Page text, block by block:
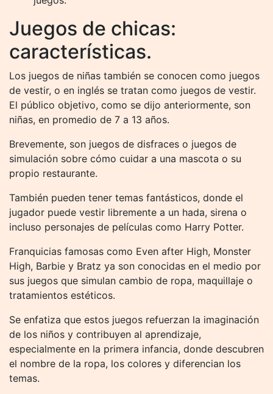
Juegos de chicas:
características.
Los juegos de niñas también se conocen como juegos
de vestir, o en inglés se tratan como juegos de vestir.
El público objetivo, como se dijo anteriormente, son
niñas, en promedio de 7 a 13 años.
Brevemente, son juegos de disfraces o juegos de
simulación sobre cómo cuidar a una mascota o su
propio restaurante.
También pueden tener temas fantásticos, donde el
jugador puede vestir libremente a un hada, sirena o
incluso personajes de películas como Harry Potter.
Franquicias famosas como Even after High, Monster
High, Barbie y Bratz ya son conocidas en el medio por
sus juegos que simulan cambio de ropa, maquillaje o
tratamientos estéticos.
Se enfatiza que estos juegos refuerzan la imaginación
de los niños y contribuyen al aprendizaje,
especialmente en la primera infancia, donde descubren
el nombre de la ropa, los colores y diferencian los
temas.